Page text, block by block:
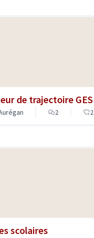
de trajectoire GES
2 2
scolaires